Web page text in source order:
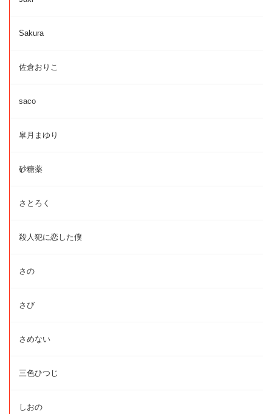
Sakura
佐倉おりこ
saco
皐月まゆり
砂糖薬
さとろく
殺人犯に恋した僕
さの
さび
さめない
三色ひつじ
しおの